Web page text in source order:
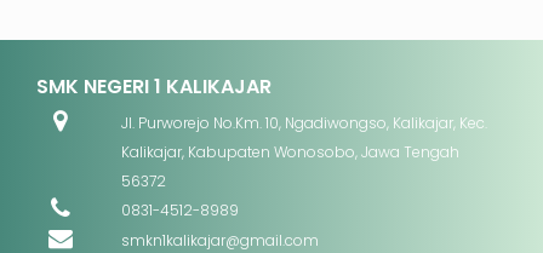
SMK NEGERI 1 KALIKAJAR
Jl. Purworejo No.Km. 10, Ngadiwongso, Kalikajar, Kec.
Kalikajar, Kabupaten Wonosobo, Jawa Tengah
56372
0831-4512-8989
smkn1kalikajar@gmail.com